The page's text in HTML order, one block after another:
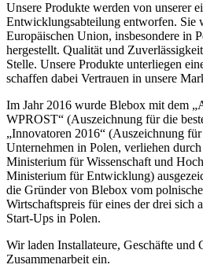
Unsere Produkte werden von unserer
Entwicklungsabteilung entworfen. Sie
Europäischen Union, insbesondere in
hergestellt. Qualität und
Stelle. Unsere Produkte unterliegen
schaffen dabei Vertrauen in unsere
Im Jahr 2016 wurde Blebox mit dem
WPROST“ (Auszeichnung für die
„Innovatoren 2016“ (Auszeichnung
Unternehmen in Polen, verliehen
Ministerium für Wissenschaft und
Ministerium für Entwicklung)
die Gründer von Blebox vom
Wirtschaftspreis für eines der drei sich
Start-Ups in Polen.
Wir laden Installateure, Geschäfte und
Zusammenarbeit ein.